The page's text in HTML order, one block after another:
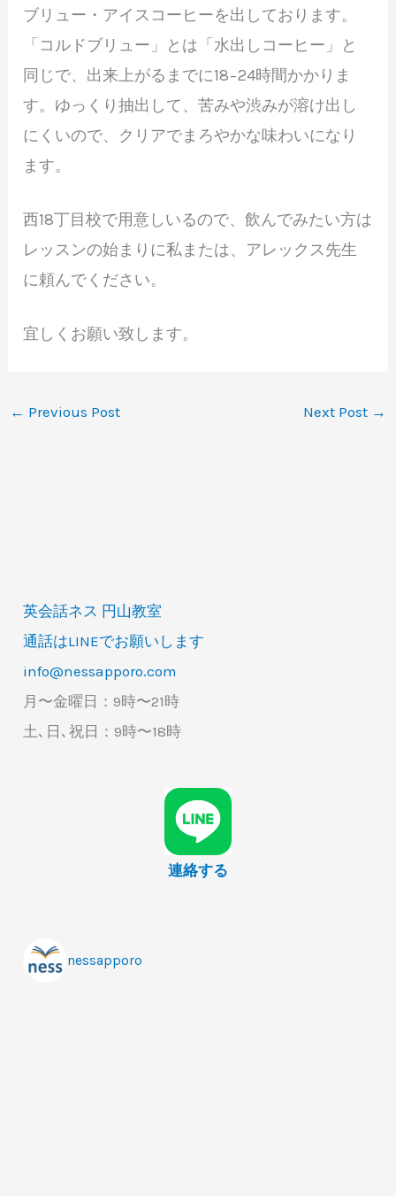
ブリュー・アイスコーヒーを出しております。
「コルドブリュー」とは「水出しコーヒー」と
同じで、出来上がるまでに18−24時間かかりま
す。ゆっくり抽出して、苦みや渋みが溶け出し
にくいので、クリアでまろやかな味わいになり
ます。
西18丁目校で用意しいるので、飲んでみたい方は
レッスンの始まりに私または、アレックス先生
に頼んでください。
宜しくお願い致します。
← Previous Post Next Post →
英会話ネス 円山教室
通話はLINEでお願いします
info@nessapporo.com
月〜金曜日：9時〜21時
土､日､祝日：9時〜18時
連絡する
nessapporo